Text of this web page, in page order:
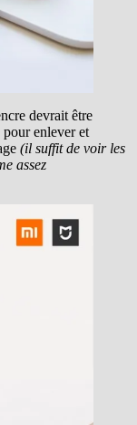
devrait être
pour enlever et
(il suffit de voir les
assez